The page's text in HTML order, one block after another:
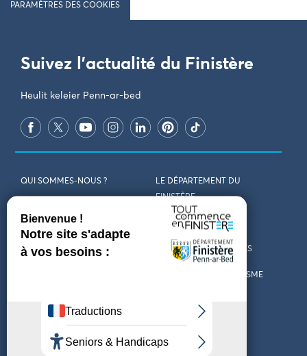
PARAMÈTRES DES COOKIES
Suivez l'actualité du Finistère
Heulit keleier Penn-ar-bed
QUI SOMMES-NOUS ?
LE DÉPARTEMENT DU
FINISTÈRE
REJOIGNEZ-NOUS VENIR EN FINISTÈRE
CONTACT CARTES ET BROCHURES
LES OFFICES DE TOURISME
D’ACCESSIBILITÉ